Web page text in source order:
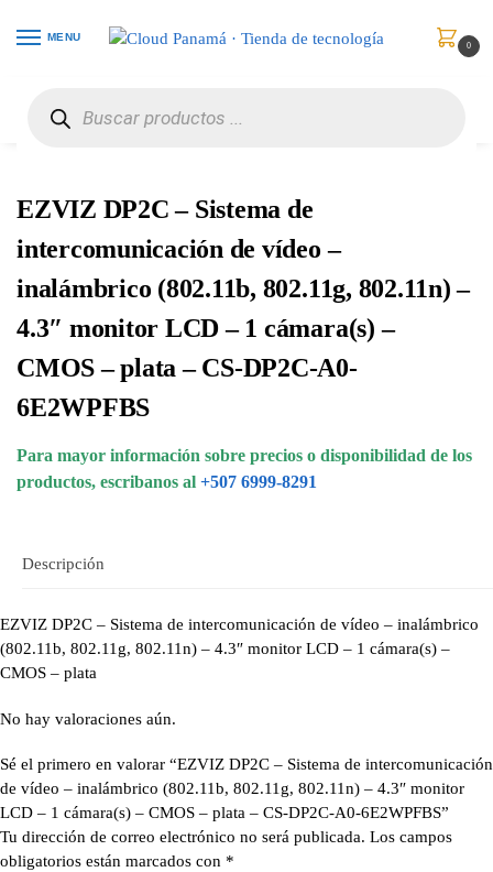
MENU
0
EZVIZ DP2C – Sistema de
intercomunicación de vídeo –
inalámbrico (802.11b, 802.11g, 802.11n) –
4.3″ monitor LCD – 1 cámara(s) –
CMOS – plata – CS-DP2C-A0-
6E2WPFBS
Para mayor información sobre precios o disponibilidad de los
productos, escribanos al +507 6999-8291
Descripción
EZVIZ DP2C – Sistema de intercomunicación de vídeo – inalámbrico
(802.11b, 802.11g, 802.11n) – 4.3″ monitor LCD – 1 cámara(s) –
CMOS – plata
No hay valoraciones aún.
Sé el primero en valorar “EZVIZ DP2C – Sistema de intercomunicación
de vídeo – inalámbrico (802.11b, 802.11g, 802.11n) – 4.3″ monitor
LCD – 1 cámara(s) – CMOS – plata – CS-DP2C-A0-6E2WPFBS”
Tu dirección de correo electrónico no será publicada. Los campos
obligatorios están marcados con *